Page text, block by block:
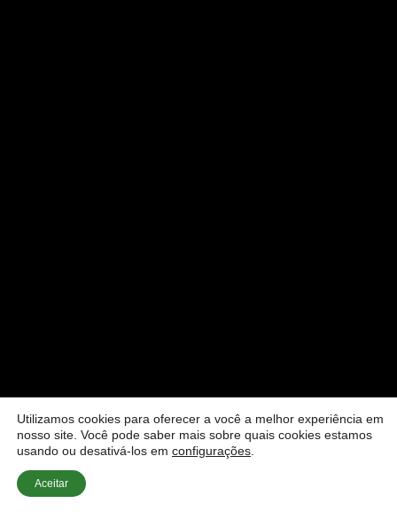
Utilizamos cookies para oferecer a você a melhor experiência em
nosso site. Você pode saber mais sobre quais cookies estamos
usando ou desativá-los em configurações
Aceitar